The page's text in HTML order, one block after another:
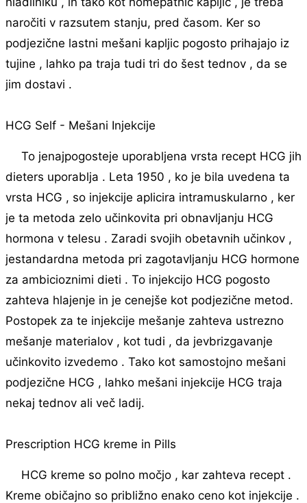
naročiti v razsutem stanju, pred časom. Ker so
podjezične lastni mešani kapljic pogosto prihajajo iz
tujine , lahko pa traja tudi tri do šest tednov , da se
jim dostavi .
HCG Self - Mešani Injekcije
To jenajpogosteje uporabljena vrsta recept HCG jih
dieters uporablja . Leta 1950 , ko je bila uvedena ta
vrsta HCG , so injekcije aplicira intramuskularno , ker
je ta metoda zelo učinkovita pri obnavljanju HCG
hormona v telesu . Zaradi svojih obetavnih učinkov ,
jestandardna metoda pri zagotavljanju HCG hormone
za ambicioznimi dieti . To injekcijo HCG pogosto
zahteva hlajenje in je cenejše kot podjezične metod.
Postopek za te injekcije mešanje zahteva ustrezno
mešanje materialov , kot tudi , da jevbrizgavanje
učinkovito izvedemo . Tako kot samostojno mešani
podjezične HCG , lahko mešani injekcije HCG traja
nekaj tednov ali več ladij.
Prescription HCG kreme in Pills
HCG kreme so polno močjo , kar zahteva recept .
Kreme običajno so približno enako ceno kot injekcije .